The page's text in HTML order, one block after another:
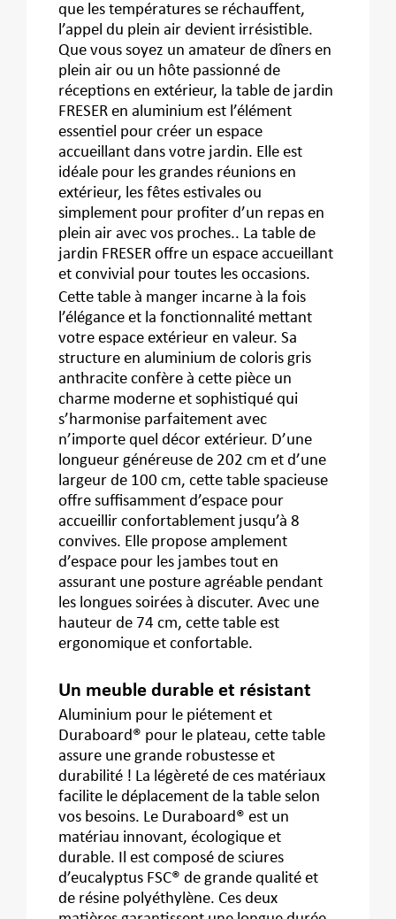
que les températures se réchauffent,
l’appel du plein air devient irrésistible.
Que vous soyez un amateur de dîners en
plein air ou un hôte passionné de
réceptions en extérieur, la table de jardin
FRESER en aluminium est l’élément
essentiel pour créer un espace
accueillant dans votre jardin. Elle est
idéale pour les grandes réunions en
extérieur, les fêtes estivales ou
simplement pour profiter d’un repas en
plein air avec vos proches.. La table de
jardin FRESER offre un espace accueillant
et convivial pour toutes les occasions.
Cette table à manger incarne à la fois
l’élégance et la fonctionnalité mettant
votre espace extérieur en valeur. Sa
structure en aluminium de coloris gris
anthracite confère à cette pièce un
charme moderne et sophistiqué qui
s’harmonise parfaitement avec
n’importe quel décor extérieur. D’une
longueur généreuse de 202 cm et d’une
largeur de 100 cm, cette table spacieuse
offre suffisamment d’espace pour
accueillir confortablement jusqu’à 8
convives. Elle propose amplement
d’espace pour les jambes tout en
assurant une posture agréable pendant
les longues soirées à discuter. Avec une
hauteur de 74 cm, cette table est
ergonomique et confortable.
Un meuble durable et résistant
Aluminium pour le piétement et
Duraboard® pour le plateau, cette table
assure une grande robustesse et
durabilité ! La légèreté de ces matériaux
facilite le déplacement de la table selon
vos besoins. Le Duraboard® est un
matériau innovant, écologique et
durable. Il est composé de sciures
d’eucalyptus FSC® de grande qualité et
de résine polyéthylène. Ces deux